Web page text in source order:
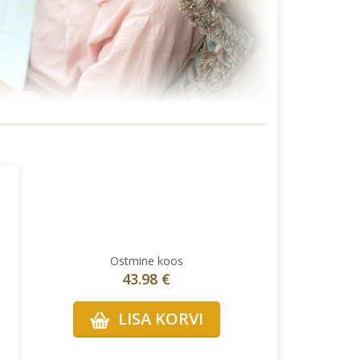
Ostmine koos
43.98 €
LISA KORVI